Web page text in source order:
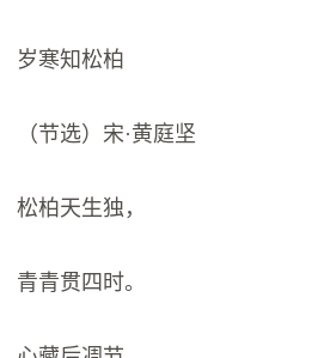
岁寒知松柏
（节选）宋·黄庭坚
松柏天生独，
青青贯四时。